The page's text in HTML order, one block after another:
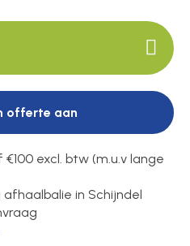
offerte aan
€100 excl. btw (m.u.v lange
afhaalbalie in Schijndel